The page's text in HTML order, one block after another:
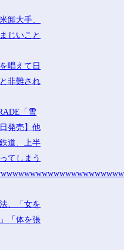
卸大手、
じいこと
唱えて日
非難され
「雪
発売】他
道、上半
てしまう
、「女を
「体を張